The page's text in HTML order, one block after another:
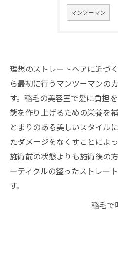
マンツーマン
理想のストレートヘアに近づ
ら最初に行うマンツーマンの
す。稲毛の美容室で髪に負担
態を作り上げるための栄養を
とまりのある美しいスタイル
たダメージをなくすことによ
施術前の状態よりも施術後の
ーティクルの整ったストレー
す。
稲毛で